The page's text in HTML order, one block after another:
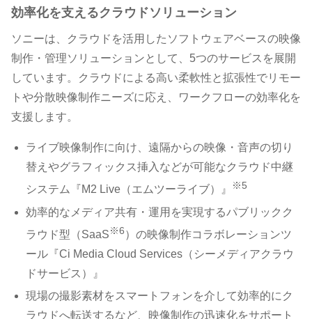
効率化を支えるクラウドソリューション
ソニーは、クラウドを活用したソフトウェアベースの映像
制作・管理ソリューションとして、5つのサービスを展開
しています。クラウドによる高い柔軟性と拡張性でリモー
トや分散映像制作ニーズに応え、ワークフローの効率化を
支援します。
ライブ映像制作に向け、遠隔からの映像・音声の切り
替えやグラフィックス挿入などが可能なクラウド中継
システム『M2 Live（エムツーライブ）』
※5
効率的なメディア共有・運用を実現するパブリックク
ラウド型（SaaS※6）の映像制作コラボレーションツ
ール『Ci Media Cloud Services（シーメディアクラウ
ドサービス）』
現場の撮影素材をスマートフォンを介して効率的にク
ラウドへ転送するなど、映像制作の迅速化をサポート